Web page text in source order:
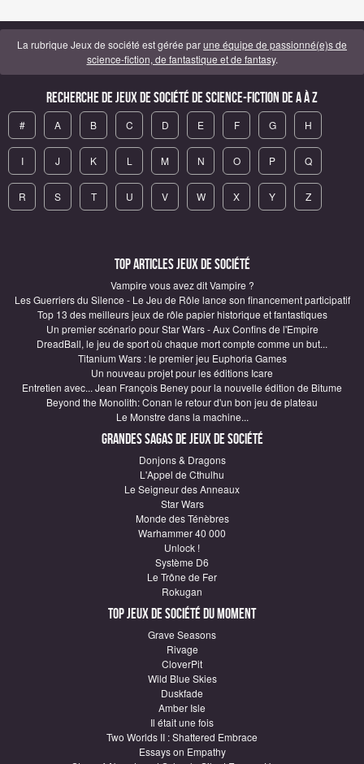
La rubrique Jeux de société est gérée parune équipe de passionné(e)s de
science-fiction, de fantastique et de fantasy.
Recherche de Jeux de société de science-fiction de A à Z
# A B C D E F G H
I J K L M N O P Q
R S T U V W X Y Z
Top articles Jeux de société
Vampire vous avez dit Vampire ?
Les Guerriers du Silence - Le Jeu de Rôle lance son financement participatif
Top 13 des meilleurs jeux de rôle papier historique et fantastiques
Un premier scénario pour Star Wars - Aux Confins de l'Empire
DreadBall, le jeu de sport où chaque mort compte comme un but...
Titanium Wars : le premier jeu Euphoria Games
Un nouveau projet pour les éditions Icare
Entretien avec... Jean François Beney pour la nouvelle édition de Bitume
Beyond the Monolith: Conan le retour d'un bon jeu de plateau
Le Monstre dans la machine...
Grandes sagas de Jeux de société
Donjons & Dragons
L'Appel de Cthulhu
Le Seigneur des Anneaux
Star Wars
Monde des Ténèbres
Warhammer 40 000
Unlock !
Système D6
Le Trône de Fer
Rokugan
Top Jeux de société du moment
Grave Seasons
Rivage
CloverPit
Wild Blue Skies
Duskfade
Amber Isle
Il était une fois
Two Worlds II : Shattered Embrace
Essays on Empathy